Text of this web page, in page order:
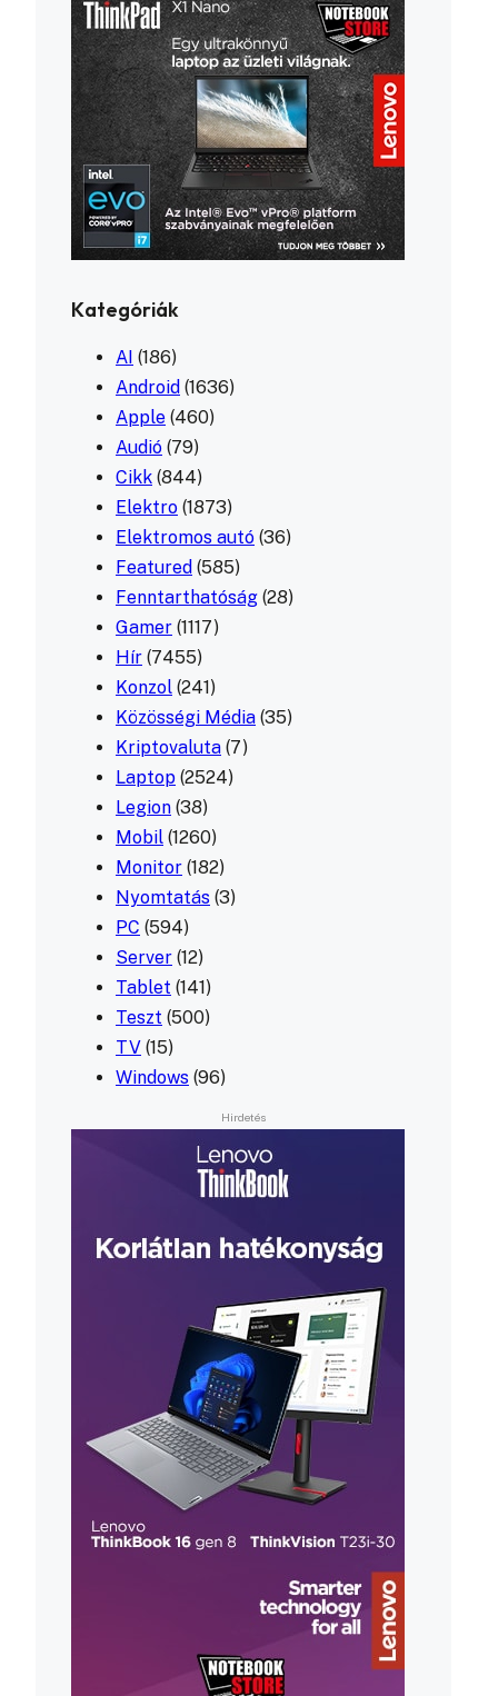
Kategóriák
AI (186)
Android (1636)
Apple (460)
Audió (79)
Cikk (844)
Elektro (1873)
Elektromos autó (36)
Featured (585)
Fenntarthatóság (28)
Gamer (1117)
Hír (7455)
Konzol (241)
Közösségi Média (35)
Kriptovaluta (7)
Laptop (2524)
Legion (38)
Mobil (1260)
Monitor (182)
Nyomtatás (3)
PC (594)
Server (12)
Tablet (141)
Teszt (500)
TV (15)
Windows (96)